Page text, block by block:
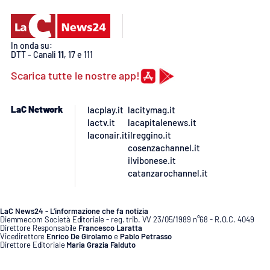
Buona Sanità Calabria
LA
CALABRIAVISIONE
Destinazioni
LAC
NETWORK
In onda su:
DTT - Canali 11, 17 e 111
Scarica tutte le nostre app!
LaC Network
lacplay.it
lactv.it
laconair.it
lacitymag.it
lacapitalenews.it
ilreggino.it
cosenzachannel.it
ilvibonese.it
catanzarochannel.it
LaC News24 - L’informazione che fa notizia
Diemmecom Società Editoriale - reg. trib. VV 23/05/1989 n°68 - R.O.C. 4049
Direttore Responsabile Francesco Laratta
Vicedirettore Enrico De GirolamoePablo Petrasso
Direttore Editoriale Maria Grazia Falduto